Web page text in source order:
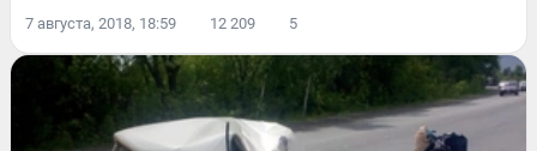
7 августа, 2018, 18:59 12 209 5